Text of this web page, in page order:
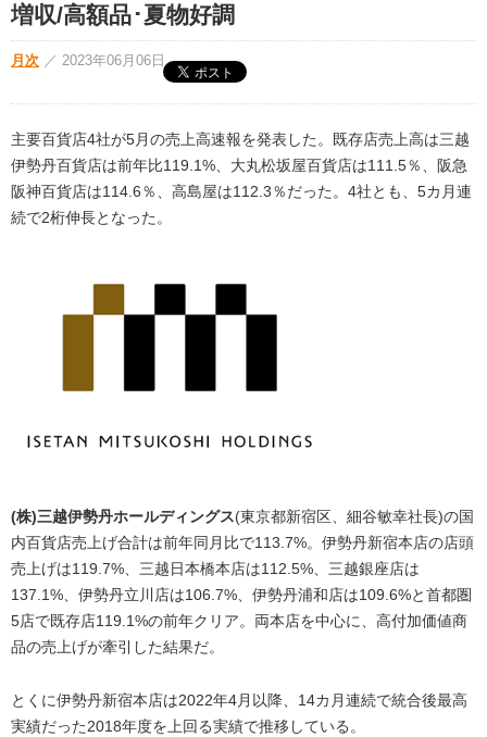
増収/高額品･夏物好調
月次 ／ 2023年06月06日
主要百貨店4社が5月の売上高速報を発表した。既存店売上高は三越
伊勢丹百貨店は前年比119.1%、大丸松坂屋百貨店は111.5％、阪急
阪神百貨店は114.6％、高島屋は112.3％だった。4社とも、5カ月連
続で2桁伸長となった。
(株)三越伊勢丹ホールディングス(東京都新宿区、細谷敏幸社長)の国
内百貨店売上げ合計は前年同月比で113.7%。伊勢丹新宿本店の店頭
売上げは119.7%、三越日本橋本店は112.5%、三越銀座店は
137.1%、伊勢丹立川店は106.7%、伊勢丹浦和店は109.6%と首都圏
5店で既存店119.1%の前年クリア。両本店を中心に、高付加価値商
品の売上げが牽引した結果だ。
とくに伊勢丹新宿本店は2022年4月以降、14カ月連続で統合後最高
実績だった2018年度を上回る実績で推移している。